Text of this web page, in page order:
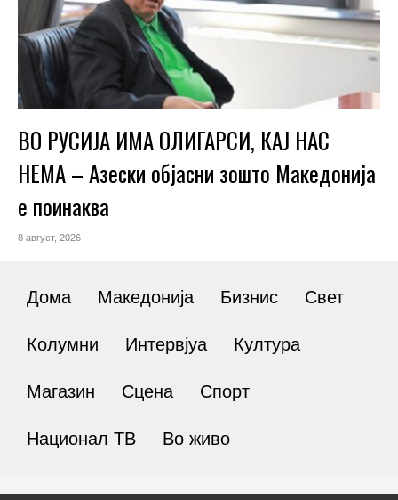
ВО РУСИЈА ИМА ОЛИГАРСИ, КАЈ НАС
НЕМА – Азески објасни зошто Македонија
е поинаква
8 август, 2026
Дома Македонија Бизнис Свет
Колумни Интервјуа Култура
Магазин Сцена Спорт
Национал ТВ Во живо